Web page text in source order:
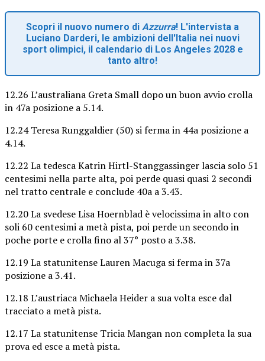
Scopri il nuovo numero di Azzurra! L'intervista a
Luciano Darderi, le ambizioni dell'Italia nei nuovi
sport olimpici, il calendario di Los Angeles 2028 e
tanto altro!
12.26 L’australiana Greta Small dopo un buon avvio crolla
in 47a posizione a 5.14.
12.24 Teresa Runggaldier (50) si ferma in 44a posizione a
4.14.
12.22 La tedesca Katrin Hirtl-Stanggassinger lascia solo 51
centesimi nella parte alta, poi perde quasi quasi 2 secondi
nel tratto centrale e conclude 40a a 3.43.
12.20 La svedese Lisa Hoernblad è velocissima in alto con
soli 60 centesimi a metà pista, poi perde un secondo in
poche porte e crolla fino al 37° posto a 3.38.
12.19 La statunitense Lauren Macuga si ferma in 37a
posizione a 3.41.
12.18 L’austriaca Michaela Heider a sua volta esce dal
tracciato a metà pista.
12.17 La statunitense Tricia Mangan non completa la sua
prova ed esce a metà pista.